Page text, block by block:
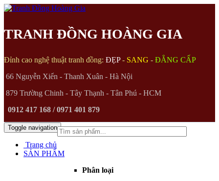
TRANH ĐỒNG HOÀNG GIA
Đỉnh cao nghệ thuật tranh đồng: ĐẸP- SANG - ĐẲNG CẤP
66 Nguyễn Xiển - Thanh Xuân - Hà Nội
879 Trường Chinh - Tây Thạnh - Tân Phú - HCM
0912 417 168 / 0971 401 879
Toggle navigation
Trang chủ
SẢN PHẨM
Phân loại